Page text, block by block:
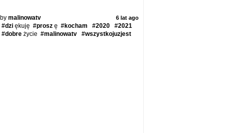
by malinowatv 6 lat ago
#dzi ękuję #prosz ę #kocham #2020
#2021
#dobre życie #malinowatv #wszystkojuzjest